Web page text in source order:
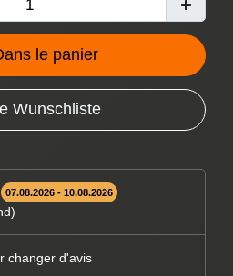
le panier
Wunschliste
07.08.2026 - 10.08.2026
changer d'avis